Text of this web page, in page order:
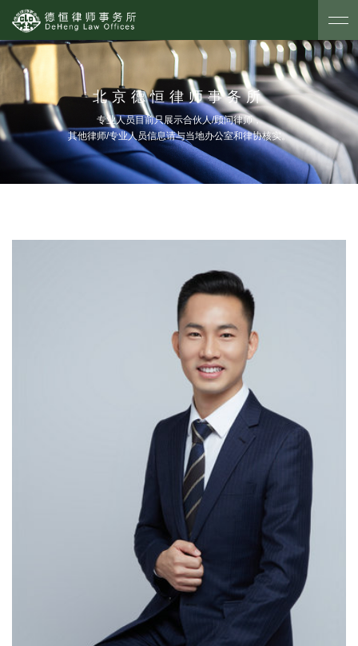
北京德恒律师事务所
专业人员目前只展示合伙人/顾问律师，
其他律师/专业人员信息请与当地办公室和律协核实。